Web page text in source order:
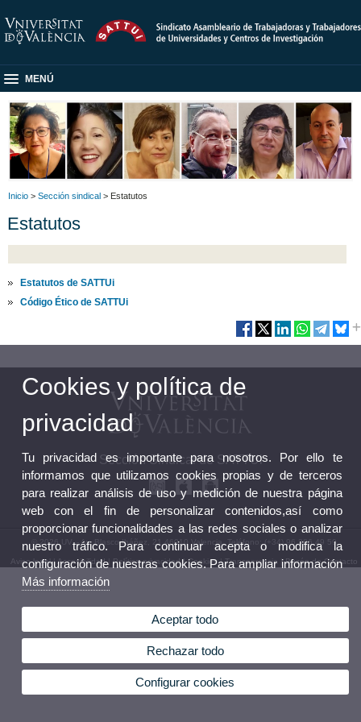
MENÚ
Inicio > Sección sindical > Estatutos
Estatutos
Estatutos de SATTUi
Código Ético de SATTUi
Sección Sindical de SATTUi
© 2026 UV. - Av. Blasco Ibáñez, 21 46010 Valencia. Teléfono: (+34) 96 386 49 59
Aviso legal| Accesibilidad|Política privacidad|Cookies|Transparencia |Buzón de Contacto
Cookies y política de
privacidad
Tu privacidad es importante para nosotros. Por ello te
informamos que utilizamos cookies propias y de terceros
para realizar análisis de uso y medición de nuestra página
web con el fin de personalizar contenidos,así como
proporcionar funcionalidades a las redes sociales o analizar
nuestro tráfico. Para continuar acepta o modifica la
configuración de nuestras cookies. Para ampliar información
Más información
Aceptar todo
Rechazar todo
Configurar cookies